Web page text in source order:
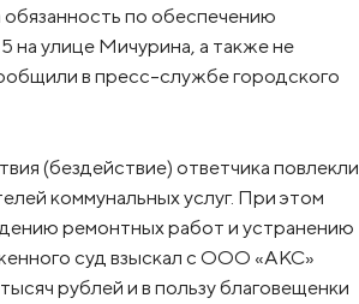
по обеспечению
улице Мичурина, а также не
в пресс-службе городского
(бездействие) ответчика повлекли
коммунальных услуг. При этом
ремонтных работ и устранению
суд взыскал с ООО «АКС»
рублей и в пользу благовещенки